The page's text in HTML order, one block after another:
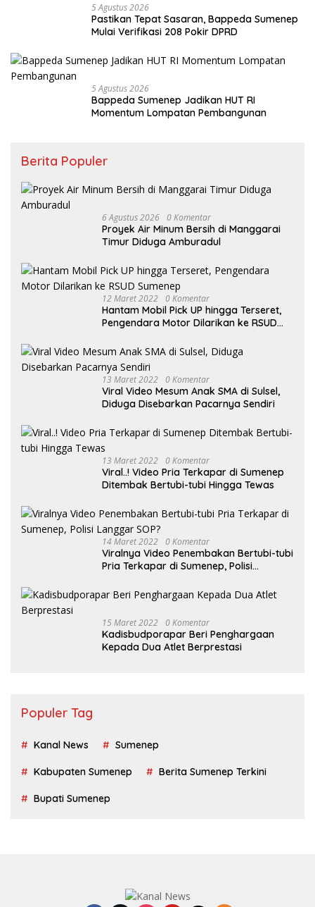
5 Agustus 2026
Pastikan Tepat Sasaran, Bappeda Sumenep
Mulai Verifikasi 208 Pokir DPRD
5 Agustus 2026
Bappeda Sumenep Jadikan HUT RI
Momentum Lompatan Pembangunan
Berita Populer
6 Agustus 2026 0 Komentar
Proyek Air Minum Bersih di Manggarai
Timur Diduga Amburadul
12 Maret 2022 0 Komentar
Hantam Mobil Pick UP hingga Terseret,
Pengendara Motor Dilarikan ke RSUD
13 Maret 2022 0 Komentar
Viral Video Mesum Anak SMA di Sulsel,
Diduga Disebarkan Pacarnya Sendiri
13 Maret 2022 0 Komentar
Viral..! Video Pria Terkapar di Sumenep
Ditembak Bertubi-tubi Hingga Tewas
14 Maret 2022 0 Komentar
Viralnya Video Penembakan Bertubi-tubi
Pria Terkapar di Sumenep, Polisi
15 Maret 2022 0 Komentar
Kadisbudporapar Beri Penghargaan
Kepada Dua Atlet Berprestasi
Populer Tag
Kanal News Sumenep
Kabupaten Sumenep Berita Sumenep Terkini
Bupati Sumenep